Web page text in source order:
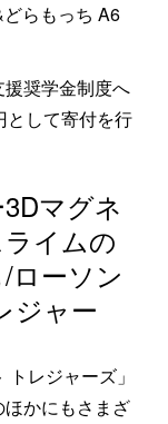
どらもっち A6
援奨学金制度へ
として寄付を行
マグネ
イムの
ローソン
ジャー
レジャーズ」
かにもさまざ